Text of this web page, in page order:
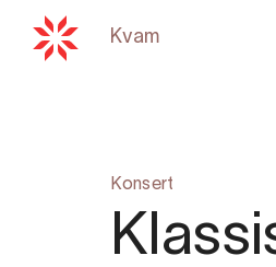
Kvam
Konsert